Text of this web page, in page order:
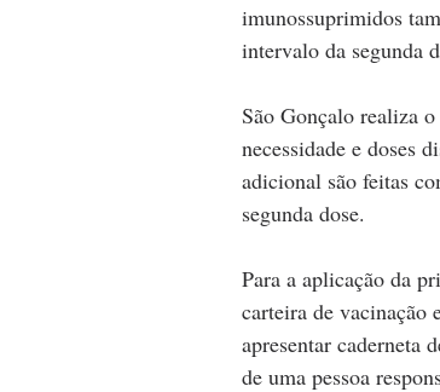
imunossuprimidos
intervalo da segunda
São Gonçalo realiza
necessidade e doses
adicional são feitas
segunda dose.
Para a aplicação da
carteira de vacinação
apresentar caderneta
de uma pessoa